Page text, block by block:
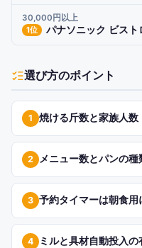
30,000円以上
1位 パナソニック ビス
選び方のポイント
1 焼ける斤数と家族人数
2 メニュー数とパンの種
3 予約タイマーは朝食用
4 ミルと具材自動投入の